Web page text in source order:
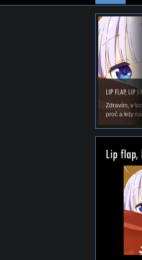
Zdravím, v
proč a kdy